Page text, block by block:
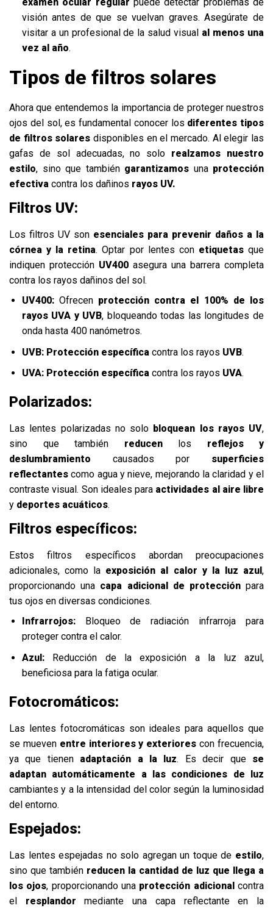
visión antes de que se vuelvan graves. Asegúrate de
visitar a un profesional de la salud visual al menos una
vez al año.
Tipos de filtros solares
Ahora que entendemos la importancia de proteger nuestros
ojos del sol, es fundamental conocer los diferentes tipos
de filtros solares disponibles en el mercado. Al elegir las
gafas de sol adecuadas, no solo realzamos nuestro
estilo, sino que también garantizamos una protección
efectiva contra los dañinos rayos UV.
Filtros UV:
Los filtros UV son esenciales para prevenir daños a la
córnea y la retina. Optar por lentes con etiquetasque
indiquen protección UV400 asegura una barrera completa
contra los rayos dañinos del sol.
UV400:Ofrecen protección contra el 100% de los
rayos UVA y UVB, bloqueando todas las longitudes de
onda hasta 400 nanómetros.
UVB: Protección específicacontra los rayos UVB.
UVA: Protección específicacontra los rayos UVA.
Polarizados:
Las lentes polarizadas no solo bloquean los rayos UV,
sino que también reducen los reflejos y
deslumbramiento causados por superficies
reflectantes como agua y nieve, mejorando la claridad y el
contraste visual. Son ideales para actividades al aire libre
y deportes acuáticos.
Filtros específicos:
Estos filtros específicos abordan preocupaciones
adicionales, como la exposición al calor y la luz azul,
proporcionando una capa adicional de protecciónpara
tus ojos en diversas condiciones.
Infrarrojos:Bloqueo de radiación infrarroja para
proteger contra el calor.
Azul:Reducción de la exposición a la luz azul,
beneficiosa para la fatiga ocular.
Fotocromáticos:
Las lentes fotocromáticas son ideales para aquellos que
se muevenentre interiores y exteriorescon frecuencia,
ya que tienen adaptación a la luz. Es decir que se
adaptan automáticamente a las condiciones de luz
cambiantes y a la intensidad del color según la luminosidad
del entorno.
Espejados:
Las lentes espejadas no solo agregan un toque de estilo,
sino que también reducen la cantidad de luz que llega a
los ojos, proporcionando una protección adicionalcontra
el resplandormediante una capa reflectante en la